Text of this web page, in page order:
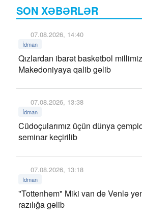
SON XƏBƏRLƏR
07.08.2026, 14:40
İdman
Qızlardan ibarət basketbol
Makedoniyaya qalib gəlib
07.08.2026, 13:38
İdman
Cüdoçularımız üçün dünya
seminar keçirilib
07.08.2026, 13:18
İdman
"Tottenhem" Miki van de Venlə
razılığa gəlib